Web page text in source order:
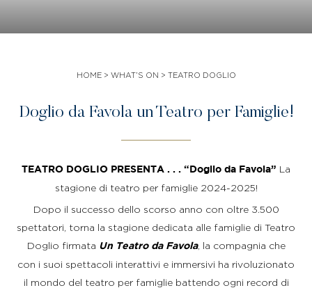
HOME> WHAT’S ON > TEATRO DOGLIO
Doglio da Favola un Teatro per Famiglie!
TEATRO DOGLIO PRESENTA . . . “Doglio da Favola” La
stagione di teatro per famiglie 2024-2025!
Dopo il successo dello scorso anno con oltre 3.500
spettatori, torna la stagione dedicata alle famiglie di Teatro
Doglio firmata Un Teatro da Favola, la compagnia che
con i suoi spettacoli interattivi e immersivi ha rivoluzionato
il mondo del teatro per famiglie battendo ogni record di